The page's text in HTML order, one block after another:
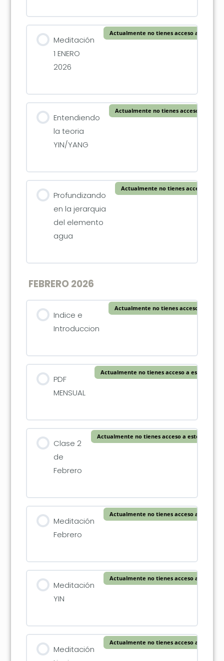
Meditación
1 ENERO
2026
Actualmente no tienes acceso a este
Entendiendo
la teoria
YIN/YANG
Actualmente no tienes acceso a este
Profundizando
en la jerarquia
del elemento
agua
Actualmente no tienes acceso a
FEBRERO 2026
Indice e
Introduccion
Actualmente no tienes acceso a este
PDF
MENSUAL
Actualmente no tienes acceso a este
Clase 2
de
Febrero
Actualmente no tienes acceso a este
Meditación
Febrero
Actualmente no tienes acceso a este
Meditación
YIN
Actualmente no tienes acceso a este
Meditación
Actualmente no tienes acceso a este